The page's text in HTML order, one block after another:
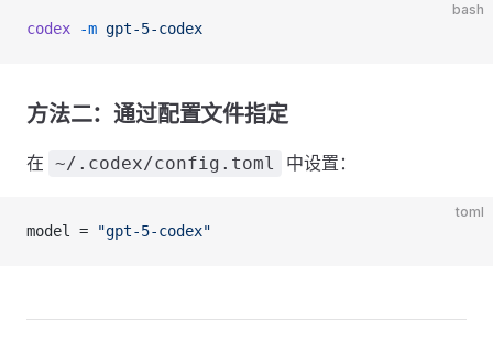
bash
codex -m gpt-5-codex
方法二：通过配置文件指定
在 ~/.codex/config.toml 中设置：
toml
model = "gpt-5-codex"